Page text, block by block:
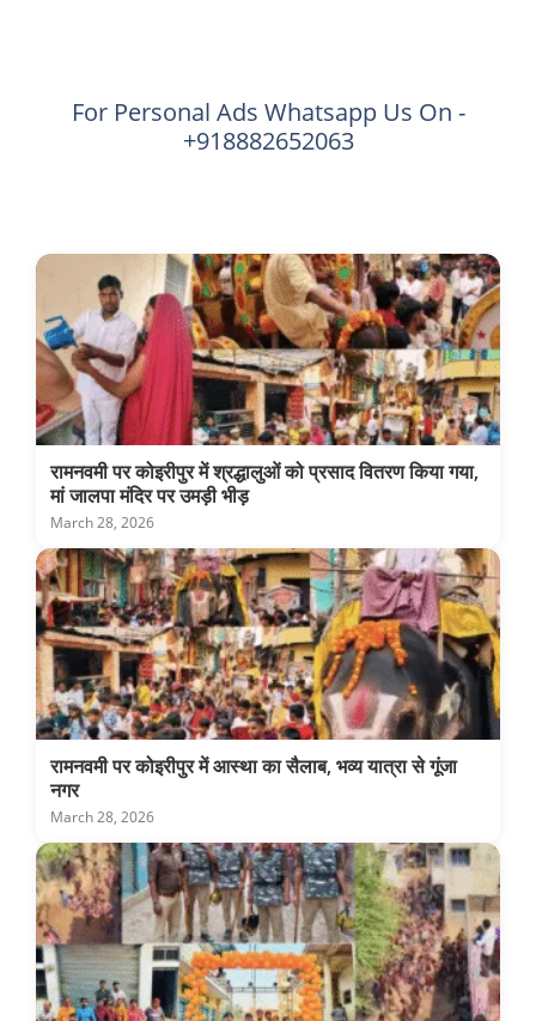
For Personal Ads Whatsapp Us On -
+918882652063
रामनवमी पर कोइरीपुर में श्रद्धालुओं को प्रसाद वितरण किया गया,
मां जालपा मंदिर पर उमड़ी भीड़
March 28, 2026
रामनवमी पर कोइरीपुर में आस्था का सैलाब, भव्य यात्रा से गूंजा
नगर
March 28, 2026